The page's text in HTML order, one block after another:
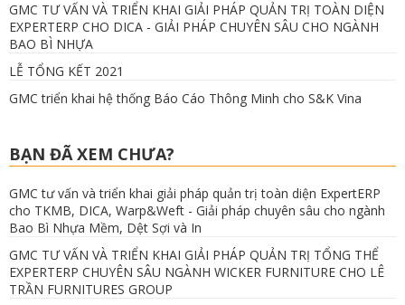
GMC TƯ VẤN VÀ TRIỂN KHAI GIẢI PHÁP QUẢN TRỊ TOÀN DIỆN
EXPERTERP CHO DICA - GIẢI PHÁP CHUYÊN SÂU CHO NGÀNH
BAO BÌ NHỰA
LỄ TỔNG KẾT 2021
GMC triển khai hệ thống Báo Cáo Thông Minh cho S&K Vina
BẠN ĐÃ XEM CHƯA?
GMC tư vấn và triển khai giải pháp quản trị toàn diện ExpertERP
cho TKMB, DICA, Warp&Weft - Giải pháp chuyên sâu cho ngành
Bao Bì Nhựa Mềm, Dệt Sợi và In
GMC TƯ VẤN VÀ TRIỂN KHAI GIẢI PHÁP QUẢN TRỊ TỔNG THỂ
EXPERTERP CHUYÊN SÂU NGÀNH WICKER FURNITURE CHO LÊ
TRẦN FURNITURES GROUP